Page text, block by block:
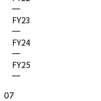
—
FY23
—
FY24
—
FY25
—
07